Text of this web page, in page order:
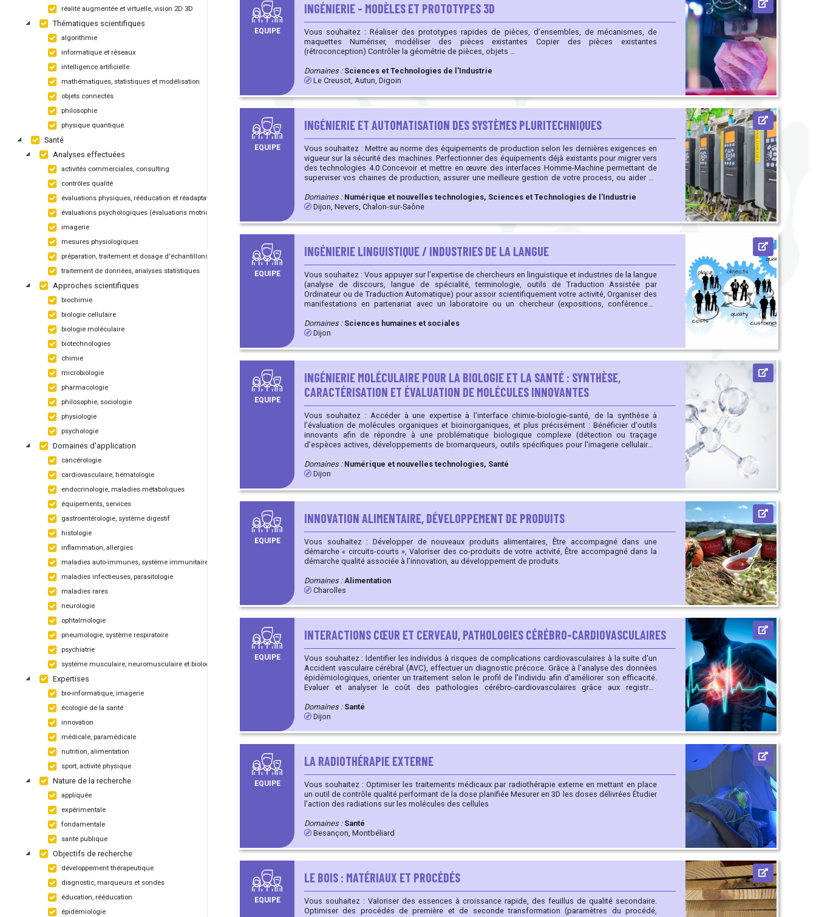
réalité augmentée et virtuelle, vision 2D 3D
Thématiques scientifiques
algorithmie
informatique et réseaux
intelligence artificielle
mathématiques, statistiques et modélisation
objets connectés
philosophie
physique quantique
Santé
Analyses effectuées
activités commerciales, consulting
contrôles qualité
évaluations physiques, rééducation et réadaptation
évaluations psychologiques (évaluations motrices, apprentissage)
imagerie
mesures physiologiques
préparation, traitement et dosage d'échantillons biologiques
traitement de données, analyses statistiques
Approches scientifiques
biochimie
biologie cellulaire
biologie moléculaire
biotechnologies
chimie
microbiologie
pharmacologie
philosophie, sociologie
physiologie
psychologie
Domaines d'application
cancérologie
cardiovasculaire, hématologie
endocrinologie, maladies métaboliques
équipements, services
gastroentérologie, système digestif
histologie
inflammation, allergies
maladies auto-immunes, système immunitaire
maladies infectieuses, parasitologie
maladies rares
neurologie
ophtalmologie
pneumologie, système respiratoire
psychiatrie
système musculaire, neuromusculaire et biologique
Expertises
bio-informatique, imagerie
écologie de la santé
innovation
médicale, paramédicale
nutrition, alimentation
sport, activité physique
Nature de la recherche
appliquée
expérimentale
fondamentale
santé publique
Objectifs de recherche
développement thérapeutique
diagnostic, marqueurs et sondes
éducation, rééducation
épidémiologie
EQUIPE
INGÉNIERIE - MODÈLES ET PROTOTYPES 3D
Vous souhaitez : Réaliser des prototypes rapides de pièces, d’ensembles, de mécanismes, de
maquettes Numériser, modéliser des pièces existantes Copier des pièces existantes
(rétroconception) Contrôler la géométrie de pièces, objets …
Domaines : Sciences et Technologies de l'Industrie
Le Creusot, Autun, Digoin
EQUIPE
INGÉNIERIE ET AUTOMATISATION DES SYSTÈMES PLURITECHNIQUES
Vous souhaitez : Mettre au norme des équipements de production selon les dernières exigences en
vigueur sur la sécurité des machines. Perfectionner des équipements déjà existants pour migrer vers
des technologies 4.0 Concevoir et mettre en œuvre des interfaces Homme-Machine permettant de
superviser vos chaines de production, assurer une meilleure gestion de votre process, ou aider au
en œuvre des systèmes de pilotage intelligent permettant d’optimiser la consommation énergétique
de vos équipements.
Domaines : Numérique et nouvelles technologies, Sciences et Technologies de l'Industrie
Dijon, Nevers, Chalon-sur-Saône
EQUIPE
INGÉNIERIE LINGUISTIQUE / INDUSTRIES DE LA LANGUE
Vous souhaitez : Vous appuyer sur l’expertise de chercheurs en linguistique et industries de la langue
(analyse de discours, langue de spécialité, terminologie, outils de Traduction Assistée par
Ordinateur ou de Traduction Automatique) pour assoir scientifiquement votre activité, Organiser des
manifestations en partenariat avec un laboratoire ou un chercheur (expositions, conférences),
domaine d’activité, Faire de l’extraction automatique d’information à partir de données textuelles,
Organiser / gérer la terminologie interne (multilingue) de votre entreprise, Alimenter en données
gestuelle, usine du futur...)
Domaines : Sciences humaines et sociales
Dijon
EQUIPE
INGÉNIERIE MOLÉCULAIRE POUR LA BIOLOGIE ET LA SANTÉ : SYNTHÈSE,
CARACTÉRISATION ET ÉVALUATION DE MOLÉCULES INNOVANTES
Vous souhaitez : Accéder à une expertise à l'interface chimie-biologie-santé, de la synthèse à
l'évaluation de molécules organiques et bioinorganiques, et plus précisément : Bénéficier d'outils
innovants afin de répondre à une problématique biologique complexe (détection ou traçage
d'espèces actives, développements de biomarqueurs, outils spécifiques pour l'imagerie cellulaire),
thérapeutiques à base de molécules organiques ou complexes organo-métalliques
Domaines : Numérique et nouvelles technologies, Santé
Dijon
EQUIPE
INNOVATION ALIMENTAIRE, DÉVELOPPEMENT DE PRODUITS
Vous souhaitez : Développer de nouveaux produits alimentaires, Être accompagné dans une
démarche « circuits-courts », Valoriser des co-produits de votre activité, Être accompagné dans la
démarche qualité associée à l’innovation, au développement de produits.
Domaines : Alimentation
Charolles
EQUIPE
INTERACTIONS CŒUR ET CERVEAU, PATHOLOGIES CÉRÉBRO-CARDIOVASCULAIRES
Vous souhaitez : Identifier les individus à risques de complications cardiovasculaires à la suite d'un
Accident vasculaire cérébral (AVC), effectuer un diagnostic précoce. Grâce à l'analyse des données
épidémiologiques, orienter un traitement selon le profil de l'individu afin d'améliorer son efficacité.
Evaluer et analyser le coût des pathologies cérébro-cardiovasculaires grâce aux registres
Domaines : Santé
Dijon
EQUIPE
LA RADIOTHÉRAPIE EXTERNE
Vous souhaitez : Optimiser les traitements médicaux par radiothérapie externe en mettant en place
un outil de contrôle qualité performant de la dose planifiée Mesurer en 3D les doses délivrées Étudier
l’action des radiations sur les molécules des cellules
Domaines : Santé
Besançon, Montbéliard
EQUIPE
LE BOIS : MATÉRIAUX ET PROCÉDÉS
Vous souhaitez : Valoriser des essences à croissance rapide, des feuillus de qualité secondaire.
Optimiser des procédés de première et de seconde transformation (paramètres du procédé,